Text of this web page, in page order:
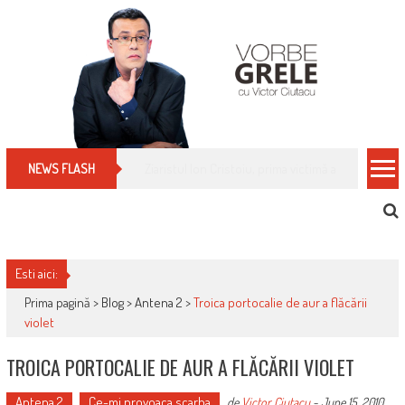
NEWS FLASH Cum îți schimbi, rapid, gratuit și eficient,
Esti aici:
Prima pagină > Blog>Antena 2 >Troica portocalie de aur a flăcării
violet
TROICA PORTOCALIE DE AUR A FLĂCĂRII VIOLET